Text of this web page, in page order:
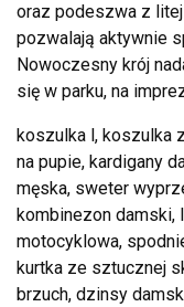
oraz podeszwa z
pozwalają aktywnie
Nowoczesny krój
się w parku, na
koszulka l, koszulka
na pupie, kardigany
męska, sweter
kombinezon damski,
motocyklowa,
kurtka ze sztucznej
brzuch, dzinsy